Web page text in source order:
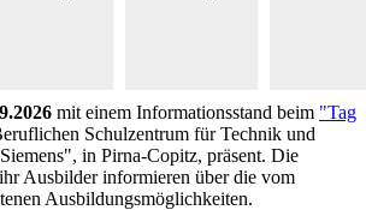
mit einem Informationsstand beim "Tag
Schulzentrum für Technik und
in Pirna-Copitz, präsent. Die
Ausbilder informieren über die vom
Ausbildungsmöglichkeiten.